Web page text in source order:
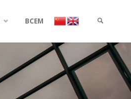
ВСЕМ
SEARCH